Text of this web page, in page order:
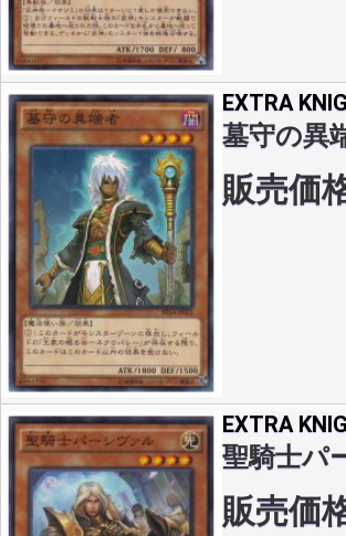
EXTRA
墓守の異
販売価
EXTRA
聖騎士パ
販売価